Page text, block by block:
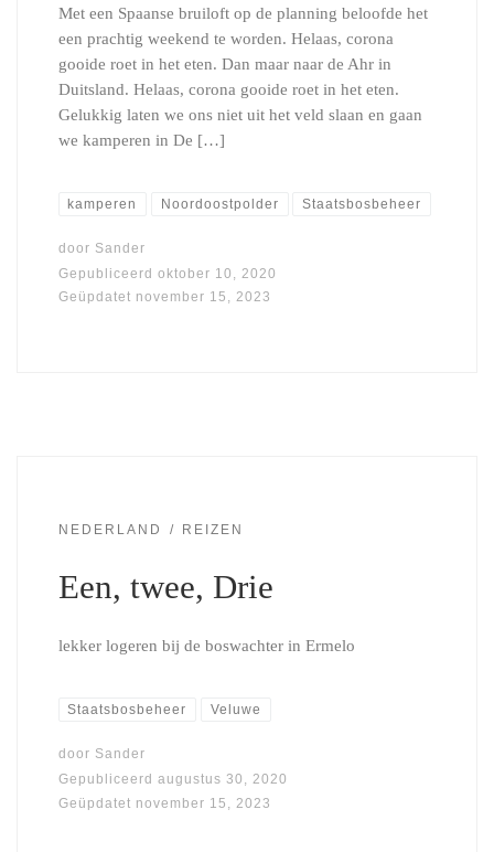
Met een Spaanse bruiloft op de planning beloofde het
een prachtig weekend te worden. Helaas, corona
gooide roet in het eten. Dan maar naar de Ahr in
Duitsland. Helaas, corona gooide roet in het eten.
Gelukkig laten we ons niet uit het veld slaan en gaan
we kamperen in De […]
kamperen Noordoostpolder Staatsbosbeheer
door Sander
Gepubliceerd oktober 10, 2020
Geüpdatet november 15, 2023
NEDERLAND REIZEN
Een, twee, Drie
lekker logeren bij de boswachter in Ermelo
Staatsbosbeheer Veluwe
door Sander
Gepubliceerd augustus 30, 2020
Geüpdatet november 15, 2023